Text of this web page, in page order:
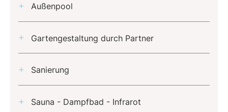
Außenpool
Gartengestaltung durch Partner
Sanierung
Sauna - Dampfbad - Infrarot